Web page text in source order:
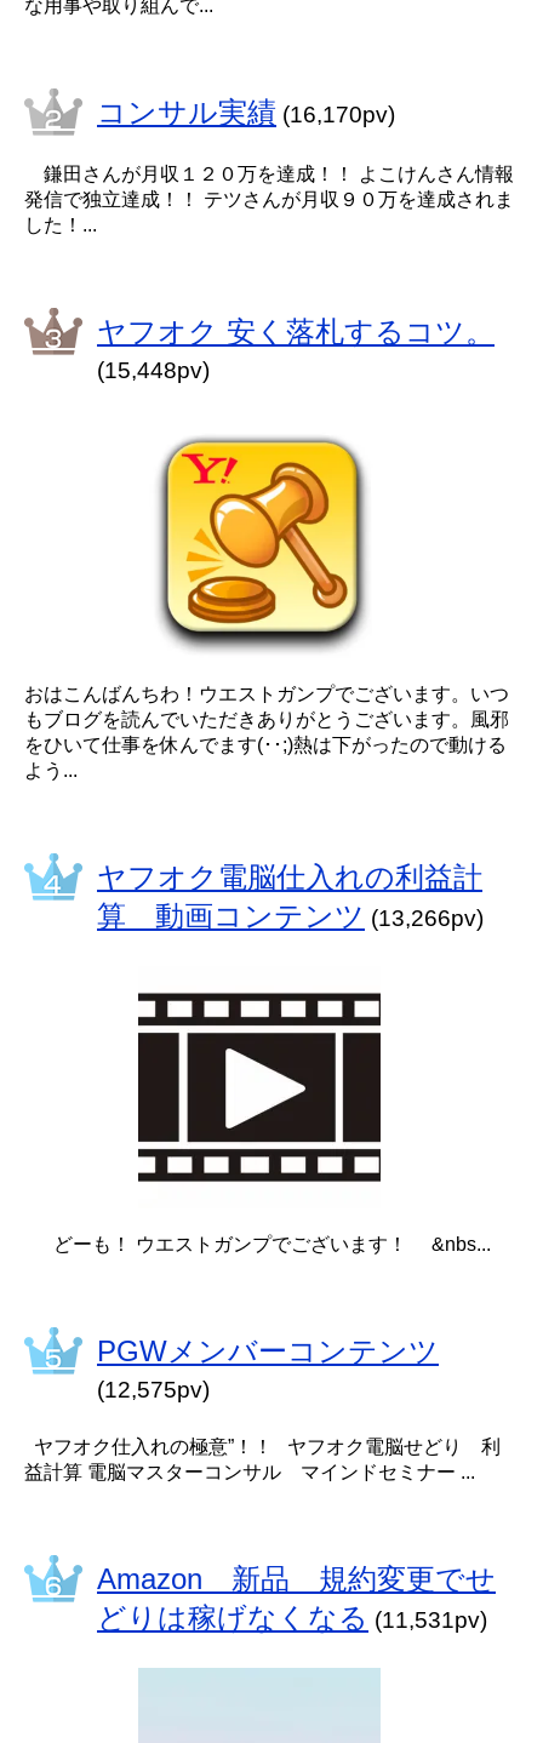
な用事や取り組んで...
コンサル実績 (16,170pv)
鎌田さんが月収１２０万を達成！！ よこけんさん情報
発信で独立達成！！ テツさんが月収９０万を達成されま
した！...
ヤフオク 安く落札するコツ。
(15,448pv)
おはこんばんちわ！ウエストガンプでございます。いつ
もブログを読んでいただきありがとうございます。風邪
をひいて仕事を休んでます(･･;)熱は下がったので動ける
よう...
ヤフオク電脳仕入れの利益計
算 動画コンテンツ (13,266pv)
どーも！ ウエストガンプでございます！ &nbs...
PGWメンバーコンテンツ
(12,575pv)
ヤフオク仕入れの極意”！！ ヤフオク電脳せどり 利
益計算 電脳マスターコンサル マインドセミナー ...
Amazon 新品 規約変更でせ
どりは稼げなくなる (11,531pv)